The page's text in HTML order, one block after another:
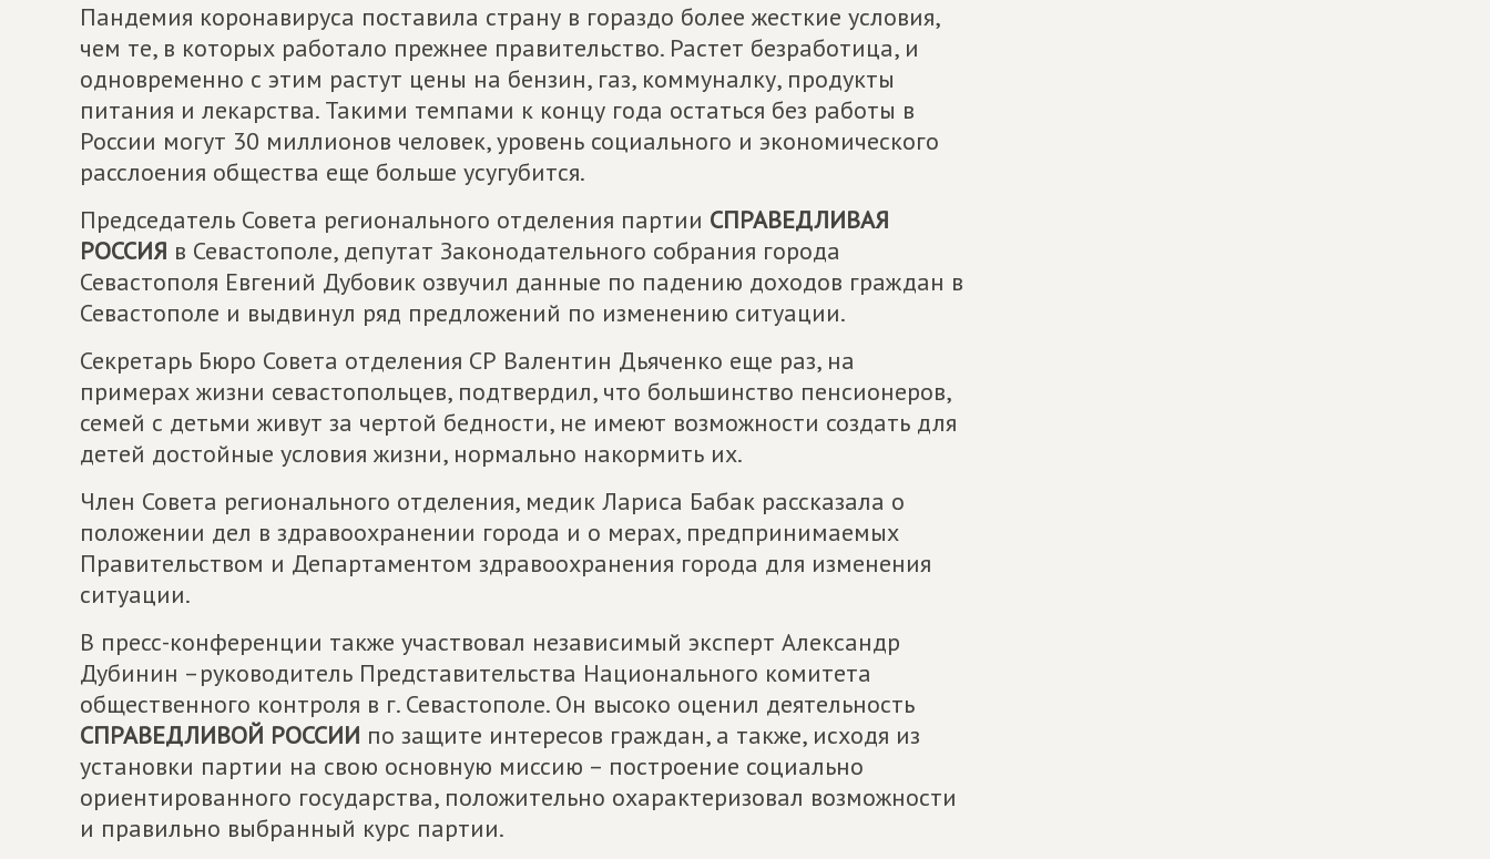
Пандемия коронавируса поставила страну в гораздо более жесткие условия,
чем те, в которых работало прежнее правительство. Растет безработица, и
одновременно с этим растут цены на бензин, газ, коммуналку, продукты
питания и лекарства. Такими темпами к концу года остаться без работы в
России могут 30 миллионов человек, уровень социального и экономического
расслоения общества еще больше усугубится.
Председатель Совета регионального отделения партии СПРАВЕДЛИВАЯ
РОССИЯ в Севастополе, депутат Законодательного собрания города
Севастополя Евгений Дубовик озвучил данные по падению доходов граждан в
Севастополе и выдвинул ряд предложений по изменению ситуации.
Секретарь Бюро Совета отделения СР Валентин Дьяченко еще раз, на
примерах жизни севастопольцев, подтвердил, что большинство пенсионеров,
семей с детьми живут за чертой бедности, не имеют возможности создать для
детей достойные условия жизни, нормально накормить их.
Член Совета регионального отделения, медик Лариса Бабак рассказала о
положении дел в здравоохранении города и о мерах, предпринимаемых
Правительством и Департаментом здравоохранения города для изменения
ситуации.
В пресс-конференции также участвовал независимый эксперт Александр
Дубинин –руководитель Представительства Национального комитета
общественного контроля в г. Севастополе. Он высоко оценил деятельность
СПРАВЕДЛИВОЙ РОССИИ по защите интересов граждан, а также, исходя из
установки партии на свою основную миссию – построение социально
ориентированного государства, положительно охарактеризовал возможности
и правильно выбранный курс партии.